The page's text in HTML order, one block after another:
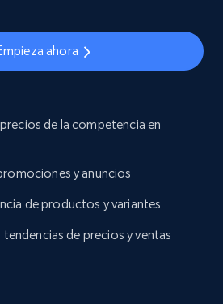
ahora
de la competencia en
y anuncios
de productos y variantes
de precios y ventas